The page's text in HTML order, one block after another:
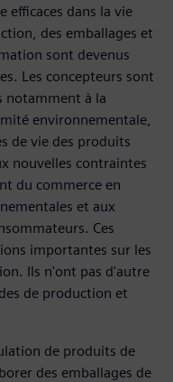
efficaces dans la vie
des emballages et
sont devenus
Les concepteurs sont
notamment à la
environnementale,
de vie des produits
nouvelles contraintes
du commerce en
et aux
Ces
importantes sur les
Ils n'ont pas d'autre
de production et
de produits de
des emballages de